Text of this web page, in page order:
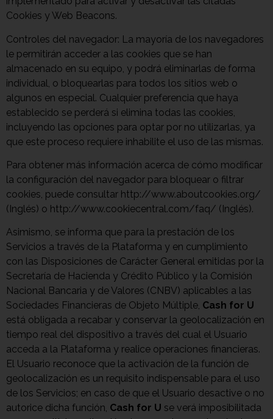
Cookies y Web Beacons.
Controles del navegador: La mayoría de los navegadores
le permitirán acceder a las cookies que se han
almacenado en su equipo, y podrá eliminarlas de forma
individual, o bloquearlas para todos los sitios web o
algunos en especial. Cualquier preferencia que haya
establecido se perderá si elimina todas las cookies,
incluyendo las opciones para optar por no utilizarlas, ya
que este proceso requiere inhabilite el uso de las mismas.
Para obtener más información acerca de cómo modificar
la configuración del navegador para bloquear o filtrar
cookies, puede consultar http://www.aboutcookies.org/
(Inglés) o http://www.cookiecentral.com/faq/ (Inglés).
Asimismo, se informa que para la prestación de los
Servicios a través de la Plataforma y en cumplimiento
con las Disposiciones de Carácter General emitidas por la
Secretaría de Hacienda y Crédito Público y la Comisión
Nacional Bancaria y de Valores (CNBV) aplicables a las
Sociedades Financieras de Objeto Múltiple, Cash for U
está obligada a recabar y conservar la geolocalización en
tiempo real del dispositivo a través del cual el Usuario
acceda a la Plataforma y realice operaciones financieras.
El Usuario reconoce que la activación de la función de
geolocalización es un requisito indispensable para el uso
de los Servicios; en caso de que el Usuario desactive o no
autorice dicha función, Cash for U se verá imposibilitada